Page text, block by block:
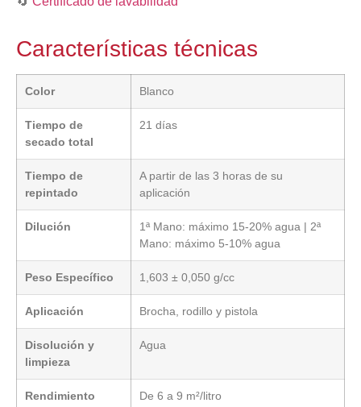
Características técnicas
Color Blanco
Tiempo de
secado total
21 días
Tiempo de
repintado
A partir de las 3 horas de su
aplicación
Dilución
1ª Mano: máximo 15-20% agua | 2ª
Mano: máximo 5-10% agua
Peso Específico 1,603 ± 0,050 g/cc
Aplicación Brocha, rodillo y pistola
Disolución y
limpieza
Agua
Rendimiento De 6 a 9 m²/litro